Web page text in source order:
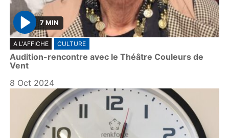
P
l
a
y
7 MIN
A L'AFFICHE CULTURE
Audition-rencontre avec le Théâtre Couleurs de
Vent
8 Oct 2024